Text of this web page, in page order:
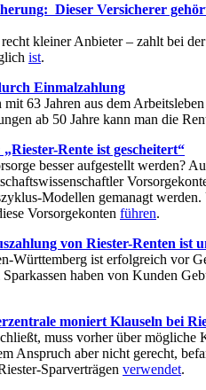
Dieser Versicherer
kleiner Anbieter – zahlt bei
ist.
Einmalzahlung
63 Jahren aus dem
ab 50 Jahre kann man die
Rente ist gescheitert“
besser aufgestellt werden?
Modellen gemanagt
Vorsorgekonten führen.
von Riester-Renten ist
Württemberg ist erfolgreich vor
haben von Kunden
moniert Klauseln bei
muss vorher über
Anspruch aber nicht gerecht,
Sparverträgen verwendet.